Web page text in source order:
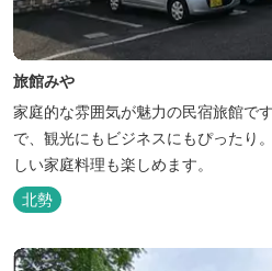
旅館みや
家庭的な雰囲気が魅力の民宿旅館で
で、観光にもビジネスにもぴったり
しい家庭料理も楽しめます。
北勢